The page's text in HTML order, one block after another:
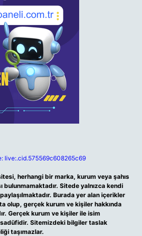
live:.cid.575569c608265c69
herhangi bir marka, kurum veya şahıs
bulunmamaktadır. Sitede yalnızca kendi
paylaşılmaktadır. Burada yer alan içerikler
olup, gerçek kurum ve kişiler hakkında
Gerçek kurum ve kişiler ile isim
Sitemizdeki bilgiler taslak
taşımazlar.